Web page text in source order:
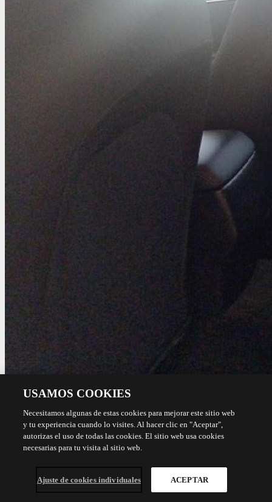
USAMOS COOKIES
Necesitamos algunas de estas cookies para mejorar este sitio web
y tu experiencia cuando lo visites. Al hacer clic en "Aceptar",
autorizas el uso de todas las cookies. El sitio web usa cookies
necesarias para tu visita al sitio web.
Ajuste de cookies individuales ACEPTAR